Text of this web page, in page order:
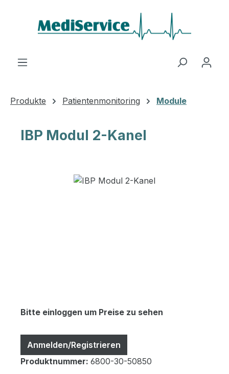
Produkte Patientenmonitoring Module
IBP Modul 2-Kanel
Bildergalerie überspringen
Bitte einloggen um Preise zu sehen
Anmelden/Registrieren
Produktnummer: 6800-30-50850